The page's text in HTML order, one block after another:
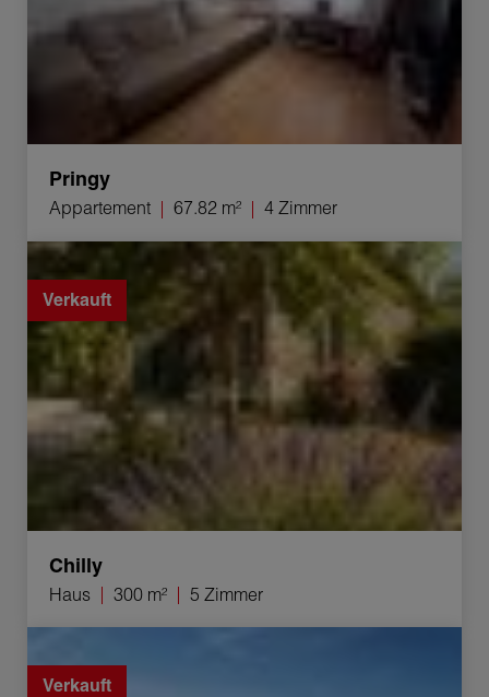
Pringy
Appartement 67.82 m² 4 Zimmer
Verkauf Haus Chilly 5 Zimmer 300 m²
Verkauft
Chilly
Haus 300 m² 5 Zimmer
Verkauft